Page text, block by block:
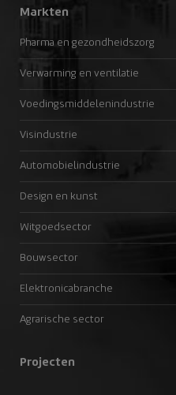
Markten
Pharma en gezondheidszorg
Verwarming en ventilatie
Voedingsmiddelenindustrie
Visindustrie
Automobielindustrie
Design en kunst
Witgoedsector
Bouwsector
Elektronicabranche
Agrarische sector
Projecten